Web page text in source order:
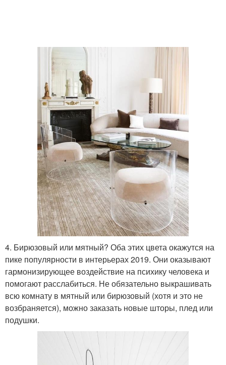
4. Бирюзовый или мятный? Оба этих цвета окажутся на
пике популярности в интерьерах 2019. Они оказывают
гармонизирующее воздействие на психику человека и
помогают расслабиться. Не обязательно выкрашивать
всю комнату в мятный или бирюзовый (хотя и это не
возбраняется), можно заказать новые шторы, плед или
подушки.